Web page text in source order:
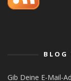
BLOG
Gib Deine E-Mail-